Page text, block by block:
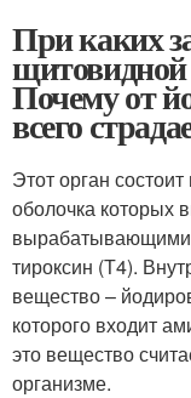
При каких
щитовидной
Почему от
всего
Этот орган
оболочка которых
вырабатывающими
тироксин (Т4).
вещество –
которого входит
это вещество
организме.